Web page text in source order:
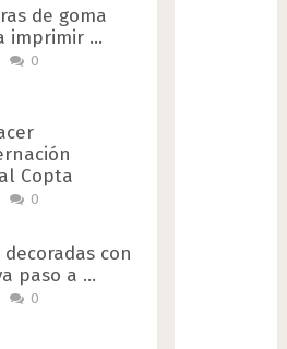
de goma
imprimir …
0
Copta
0
con
paso a …
0